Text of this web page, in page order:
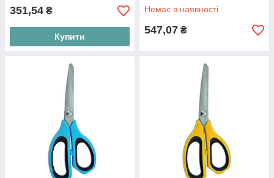
351,54 ₴
Купити
Немає в наявності
547,07 ₴